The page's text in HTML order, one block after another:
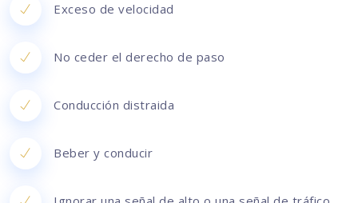
Exceso de velocidad
No ceder el derecho de paso
Conducción distraida
Beber y conducir